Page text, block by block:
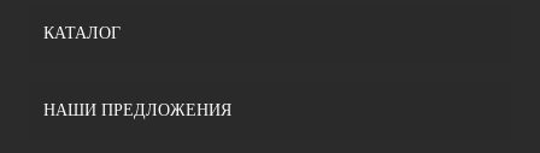
КАТАЛОГ
НАШИ ПРЕДЛОЖЕНИЯ